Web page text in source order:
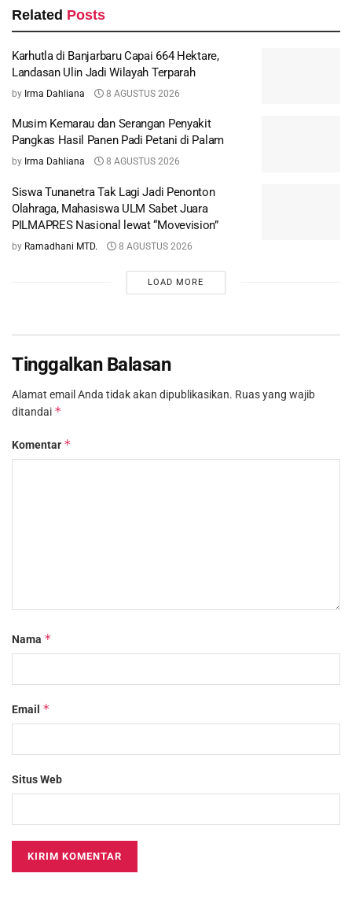
Related Posts
Karhutla di Banjarbaru Capai 664 Hektare,
Landasan Ulin Jadi Wilayah Terparah
by Irma Dahliana 8 AGUSTUS 2026
Musim Kemarau dan Serangan Penyakit
Pangkas Hasil Panen Padi Petani di Palam
by Irma Dahliana 8 AGUSTUS 2026
Siswa Tunanetra Tak Lagi Jadi Penonton
Olahraga, Mahasiswa ULM Sabet Juara
PILMAPRES Nasional lewat “Movevision”
by Ramadhani MTD. 8 AGUSTUS 2026
LOAD MORE
Tinggalkan Balasan
Alamat email Anda tidak akan dipublikasikan. Ruas yang wajib
ditandai *
Komentar *
Nama *
Email *
Situs Web